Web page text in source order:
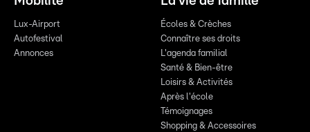
Lux-Airport
Autofestival
Annonces
Écoles & Crèches
Connaître ses droits
L'agenda familial
Santé & Bien-être
Loisirs & Activités
Après l'école
Témoignages
Shopping & Accessoires